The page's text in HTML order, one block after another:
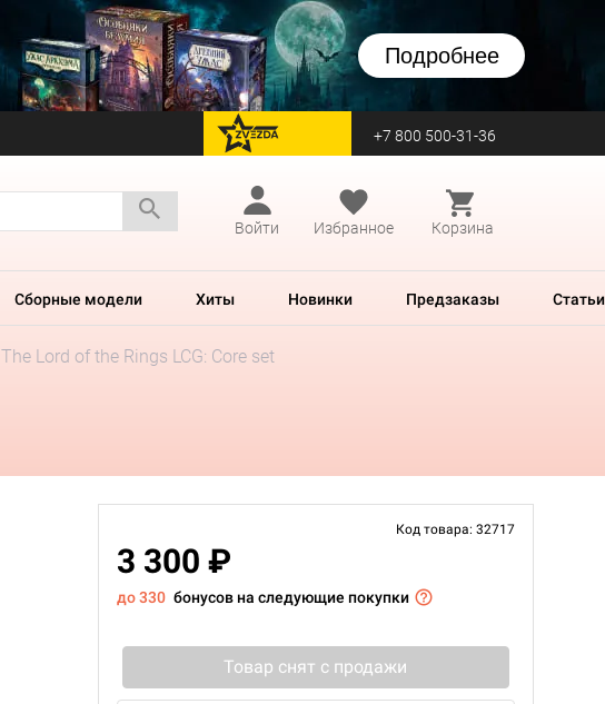
Подробнее
перейти на Zvezda +7 800 500-31-36
Войти
Избранное Корзина
Сборные модели Хиты Новинки Предзаказы Статьи
The Lord of the Rings LCG: Core set
Код товара: 32717
3 300 ₽
до 330 бонусов на следующие покупки
Товар снят с продажи